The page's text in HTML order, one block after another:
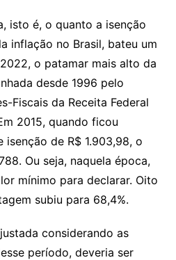
isto é, o quanto a isenção
inflação no Brasil, bateu um
o patamar mais alto da
desde 1996 pelo
Fiscais da Receita Federal
2015, quando ficou
de R$ 1.903,98, o
Ou seja, naquela época,
mínimo para declarar. Oito
subiu para 68,4%.
considerando as
período, deveria ser